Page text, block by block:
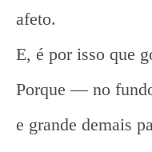
afeto.
E, é por isso que
Porque — no
e grande demais